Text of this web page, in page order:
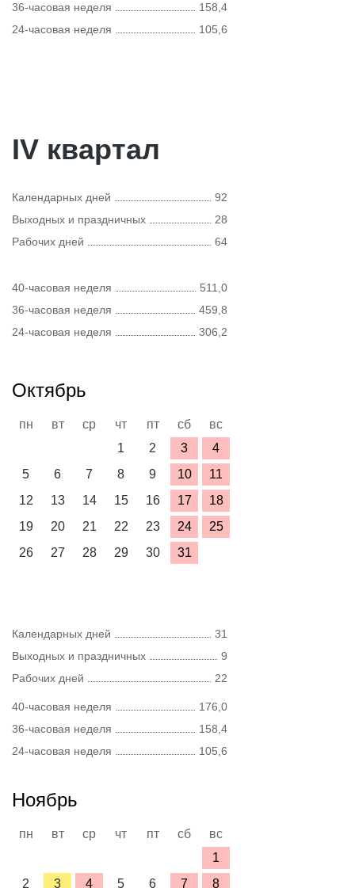
36-часовая неделя
158,4
24-часовая неделя
105,6
IV квартал
Календарных дней
92
Выходных и праздничных
28
Рабочих дней
64
40-часовая неделя
511,0
36-часовая неделя
459,8
24-часовая неделя
306,2
Октябрь
пн вт ср чт пт сб
вс
1
2 3
4
5
6 7 8 9 10
11
12
13 14 15 16 17
18
19
20 21 22 23 24
25
26
27 28 29 30 31
Календарных дней
31
Выходных и праздничных
9
Рабочих дней
22
40-часовая неделя
176,0
36-часовая неделя
158,4
24-часовая неделя
105,6
Ноябрь
пн вт ср чт пт сб
вс
1
2
3 4 5 6 7 8